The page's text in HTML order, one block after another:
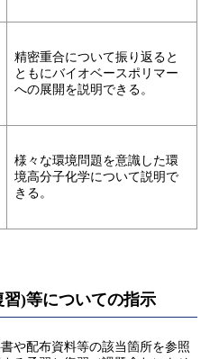
精密重合について振り返ると
ともにバイオベースポリマー
への展開を説明できる。
様々な環境問題を意識した環
境高分子化学について説明で
きる。
)等についての指示
や配布資料等の該当箇所を参照